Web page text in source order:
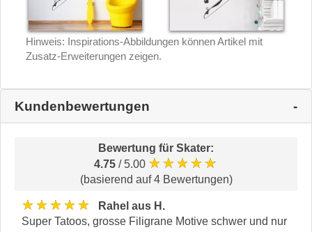
Hinweis: Inspirations-Abbildungen können Artikel mit
Zusatz-Erweiterungen zeigen.
Kundenbewertungen
Bewertung für Skater:
4.75 / 5.00 ★★★★★
(basierend auf 4 Bewertungen)
★★★★★
Rahel aus H.
Super Tatoos, grosse Filigrane Motive schwer und nur